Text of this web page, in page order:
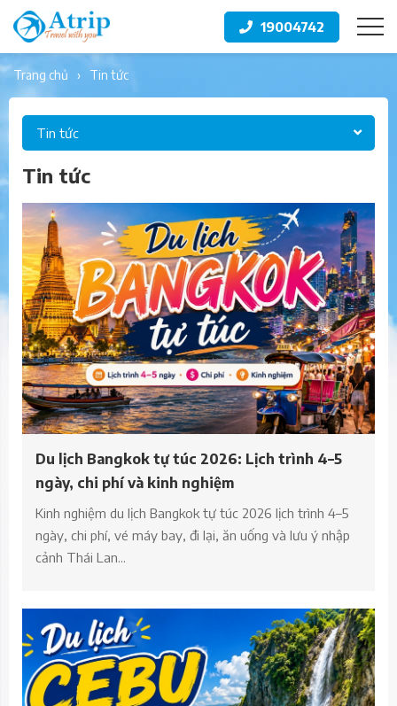
19004742
trang chủ tin tức
Tin tức
Tin tức
Du lịch Bangkok tự túc 2026: Lịch trình 4–5
ngày, chi phí và kinh nghiệm
Kinh nghiệm du lịch Bangkok tự túc 2026 lịch trình 4–5
ngày, chi phí, vé máy bay, đi lại, ăn uống và lưu ý nhập
cảnh Thái Lan...